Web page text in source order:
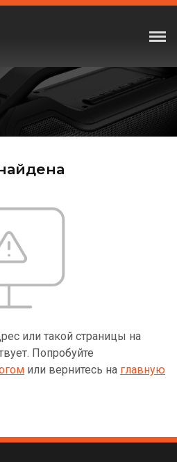
или такой страницы на
Попробуйте
или вернитесь на главную